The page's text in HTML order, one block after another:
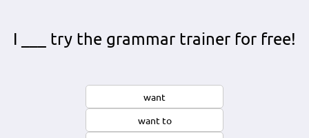
I ___ try the grammar trainer for free!
want
want to